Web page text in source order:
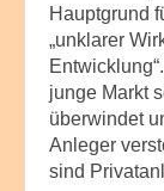
Hauptgrund
„unklarer
junge Markt
überwindet
Anleger
sind